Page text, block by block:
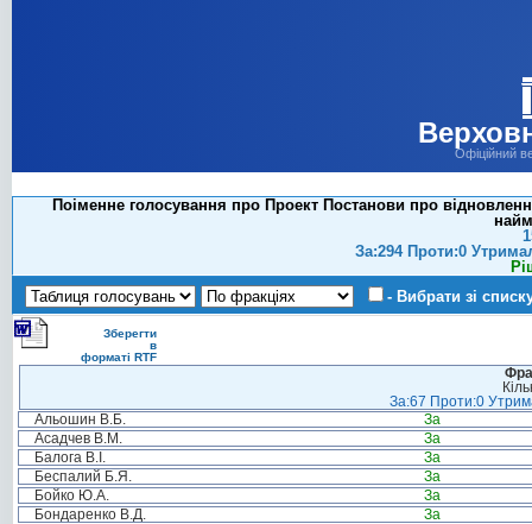
Офіційний
Поіменне голосування про Проект Постанови про
За:294 Проти:0
- Вибрати зі
Зберегти
в
форматі RTF
За:67 Проти:0
Альошин В.Б.
За
Асадчев В.М.
За
Балога В.І.
За
Беспалий Б.Я.
За
Бойко Ю.А.
За
Бондаренко В.Д.
За